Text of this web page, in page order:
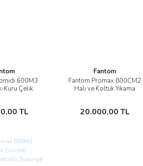
600M3
Kuru Çelik
TL
Ekle
Fantom
Fantom Promax 800CM2
Halı ve Koltuk Yıkama
20.000,00 TL
İncele
Sepete Ekle